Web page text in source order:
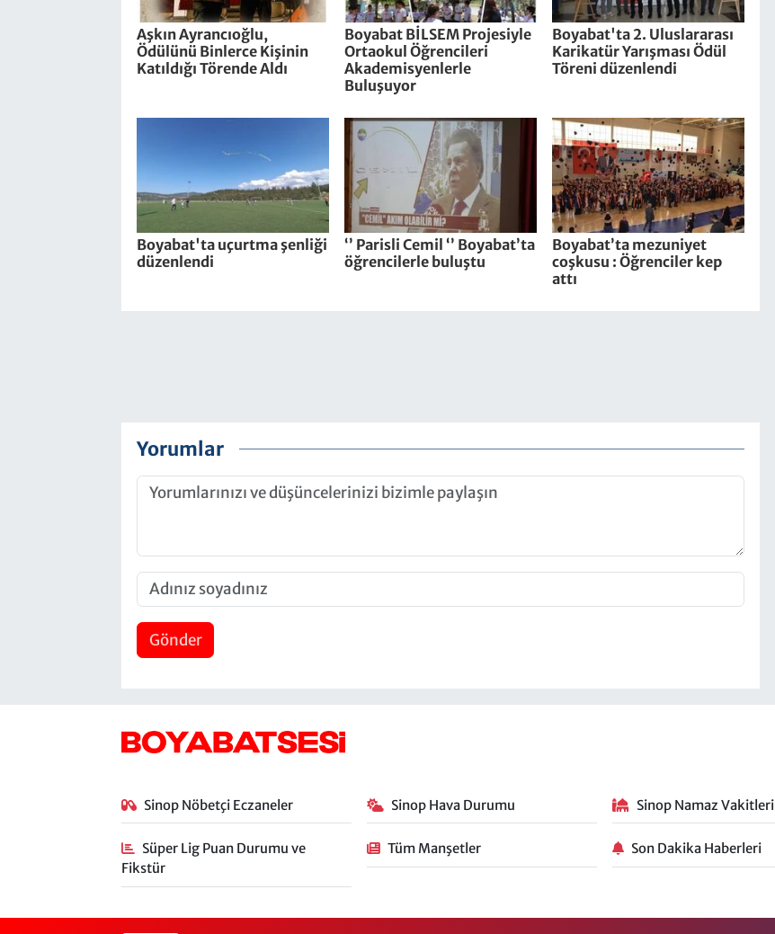
Aşkın Ayrancıoğlu,
Ödülünü Binlerce Kişinin
Katıldığı Törende Aldı
Boyabat BİLSEM Projesiyle
Ortaokul Öğrencileri
Akademisyenlerle
Buluşuyor
Boyabat'ta 2. Uluslararası
Karikatür Yarışması Ödül
Töreni düzenlendi
Boyabat'ta uçurtma şenliği
düzenlendi
‘’ Parisli Cemil ‘’ Boyabat’ta
öğrencilerle buluştu
Boyabat’ta mezuniyet
coşkusu : Öğrenciler kep
attı
Yorumlar
Gönder
Sinop Nöbetçi Eczaneler Sinop Hava Durumu Sinop Namaz Vakitleri
Süper Lig Puan Durumu ve
Fikstür
Tüm Manşetler Son Dakika Haberleri